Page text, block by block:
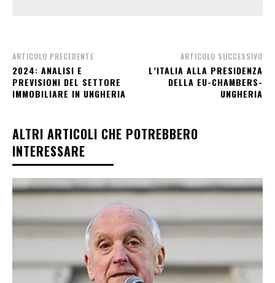
ARTICOLO PRECEDENTE
2024: ANALISI E
PREVISIONI DEL SETTORE
IMMOBILIARE IN UNGHERIA
ARTICOLO SUCCESSIVO
L’ITALIA ALLA PRESIDENZA
DELLA EU-CHAMBERS-
UNGHERIA
ALTRI ARTICOLI CHE POTREBBERO
INTERESSARE